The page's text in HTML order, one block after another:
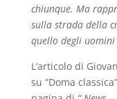
chiunque. Ma
sulla strada della
quello degli uomini
L’articolo di
su “Doma